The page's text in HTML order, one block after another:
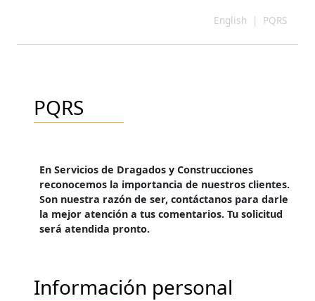
English | PQRS
PQRS
En Servicios de Dragados y Construcciones
reconocemos la importancia de nuestros clientes.
Son nuestra razón de ser, contáctanos para darle
la mejor atención a tus comentarios. Tu solicitud
será atendida pronto.
Información personal